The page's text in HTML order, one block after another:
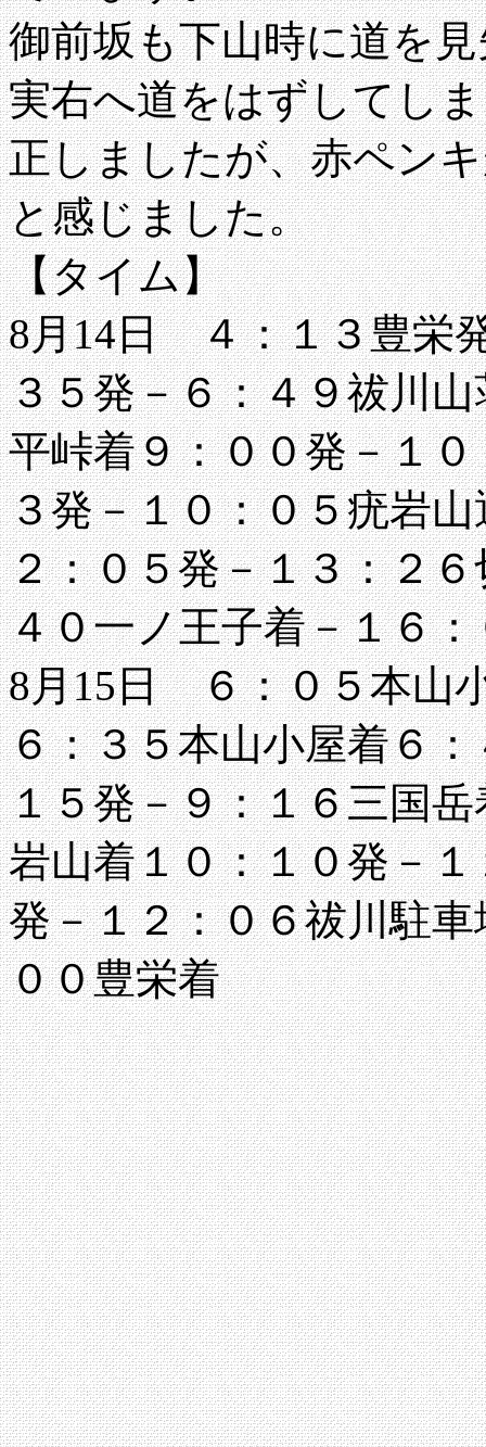
御前坂も下山時に道を
実右へ道をはずしてし
正しましたが、赤ペン
と感じました。
【タイム】
8月14日 ４：１３豊栄
３５発－６：４９祓川
平峠着９：００発－１
３発－１０：０５疣岩
２：０５発－１３：２
４０一ノ王子着－１６
8月15日 ６：０５本山
６：３５本山小屋着６
１５発－９：１６三国
岩山着１０：１０発－
発－１２：０６祓川駐
００豊栄着